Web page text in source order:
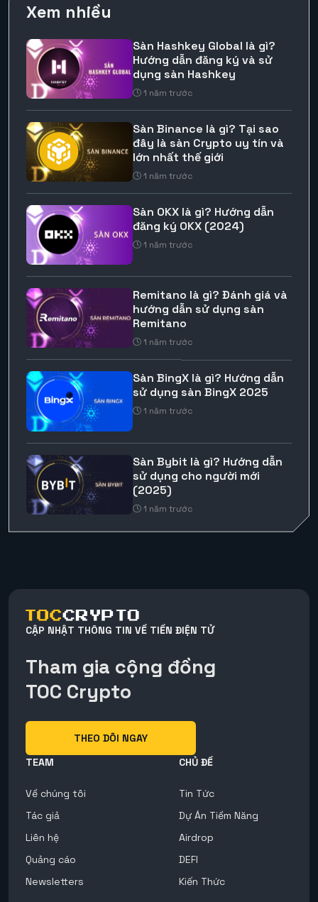
Xem nhiều
Sàn Hashkey Global là gì?
Hướng dẫn đăng ký và sử
dụng sàn Hashkey
1 năm trước
Sàn Binance là gì? Tại sao
đây là sàn Crypto uy tín và
lớn nhất thế giới
1 năm trước
Sàn OKX là gì? Hướng dẫn
đăng ký OKX (2024)
1 năm trước
Remitano là gì? Đánh giá và
hướng dẫn sử dụng sàn
Remitano
1 năm trước
Sàn BingX là gì? Hướng dẫn
sử dụng sàn BingX 2025
1 năm trước
Sàn Bybit là gì? Hướng dẫn
sử dụng cho người mới
(2025)
1 năm trước
CẬP NHẬT THÔNG TIN VỀ TIỀN ĐIỆN TỬ
Tham gia cộng đồng
TOC Crypto
THEO DÕI NGAY
TEAM
Về chúng tôi
Tác giả
Liên hệ
Quảng cáo
Newsletters
CHỦ ĐỀ
Tin Tức
Dự Án Tiềm Năng
Airdrop
DEFI
Kiến Thức